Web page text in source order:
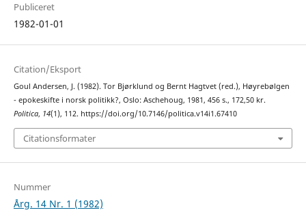
Publiceret
1982-01-01
Citation/Eksport
Goul Andersen, J. (1982). Tor Bjørklund og Bernt Hagtvet (red.), Høyrebølgen
- epokeskifte i norsk politikk?, Oslo: Aschehoug, 1981, 456 s., 172,50 kr.
Politica, 14(1), 112. https://doi.org/10.7146/politica.v14i1.67410
Citationsformater
Nummer
Årg. 14 Nr. 1 (1982)